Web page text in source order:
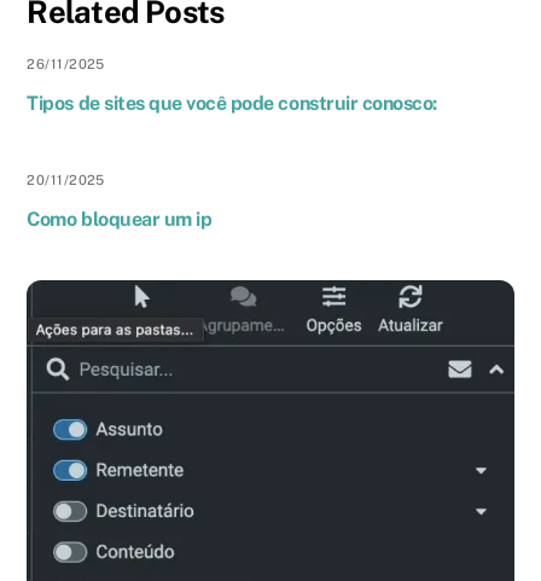
Related Posts
26/11/2025
Tipos de sites que você pode construir conosco:
20/11/2025
Como bloquear um ip